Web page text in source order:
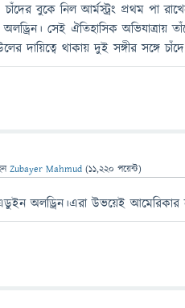
বুকে নিল আর্মস্ট্রং প্রথম পা
অলড্রিন। সেই ঐতিহাসিক অভিযাত্রায়
দায়িত্বে থাকায় দুই সঙ্গীর সঙ্গে
Zubayer Mahmud (11,220 পয়েন্ট)
অলড্রিন।এরা উভয়েই আমেরিকার